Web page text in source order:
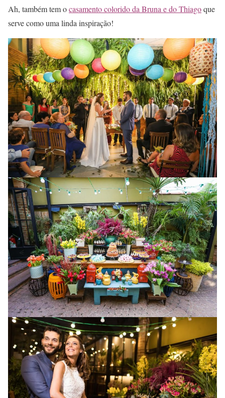
Ah, também tem ocasamento colorido da Bruna e do Thiagoque
serve como uma linda inspiração!